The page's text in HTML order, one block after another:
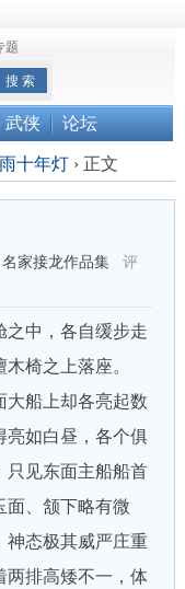
题
武侠 论坛
十年灯 ›正文
名家接龙作品集评
中，各自缓步走
椅之上落座。
船上却各亮起数
亮如白昼，各个俱
只见东面主船船首
面、颔下略有微
神态极其威严庄重
两排高矮不一，体